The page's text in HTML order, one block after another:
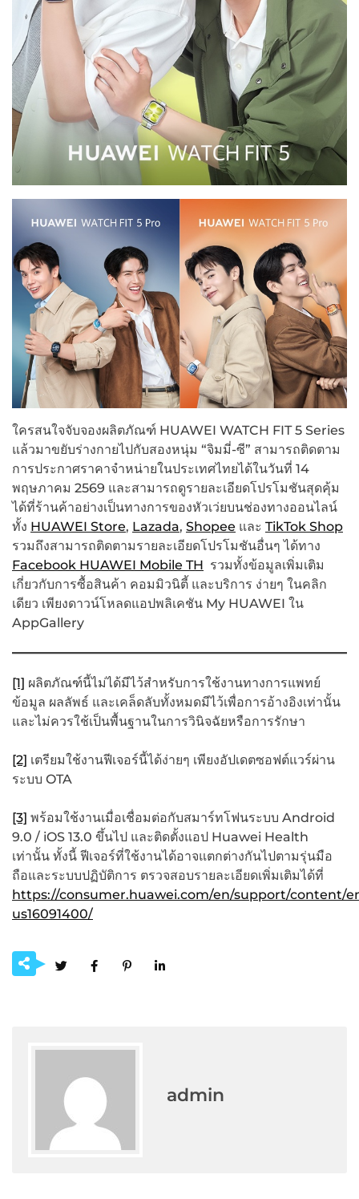
ใครสนใจจับจองผลิตภัณฑ์ HUAWEI WATCH FIT 5 Series
แล้วมาขยับร่างกายไปกับสองหนุ่ม “จิมมี่-ซี” สามารถติดตาม
การประกาศราคาจำหน่ายในประเทศไทยได้ในวันที่ 14
พฤษภาคม 2569 และสามารถดูรายละเอียดโปรโมชันสุดคุ้ม
ได้ที่ร้านค้าอย่างเป็นทางการของหัวเว่ยบนช่องทางออนไลน์
ทั้ง HUAWEI Store, Lazada, Shopee และ TikTok Shop
รวมถึงสามารถติดตามรายละเอียดโปรโมชันอื่นๆ ได้ทาง
Facebook HUAWEI Mobile TH รวมทั้งข้อมูลเพิ่มเติม
เกี่ยวกับการซื้อสินค้า คอมมิวนิตี้ และบริการ ง่ายๆ ในคลิก
เดียว เพียงดาวน์โหลดแอปพลิเคชัน My HUAWEI ใน
AppGallery
[1] ผลิตภัณฑ์นี้ไม่ได้มีไว้สำหรับการใช้งานทางการแพทย์
ข้อมูล ผลลัพธ์ และเคล็ดลับทั้งหมดมีไว้เพื่อการอ้างอิงเท่านั้น
และไม่ควรใช้เป็นพื้นฐานในการวินิจฉัยหรือการรักษา
[2] เตรียมใช้งานฟีเจอร์นี้ได้ง่ายๆ เพียงอัปเดตซอฟต์แวร์ผ่าน
ระบบ OTA
[3] พร้อมใช้งานเมื่อเชื่อมต่อกับสมาร์ทโฟนระบบ Android
9.0 / iOS 13.0 ขึ้นไป และติดตั้งแอป Huawei Health
เท่านั้น ทั้งนี้ ฟีเจอร์ที่ใช้งานได้อาจแตกต่างกันไปตามรุ่นมือ
ถือและระบบปฏิบัติการ ตรวจสอบรายละเอียดเพิ่มเติมได้ที่
https://consumer.huawei.com/en/support/content/
us16091400/
admin